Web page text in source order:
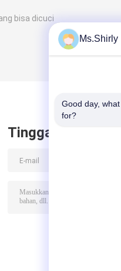
bisa dicuci
Tinggalkan pesan
Ms.Shirly
Good day,
for?